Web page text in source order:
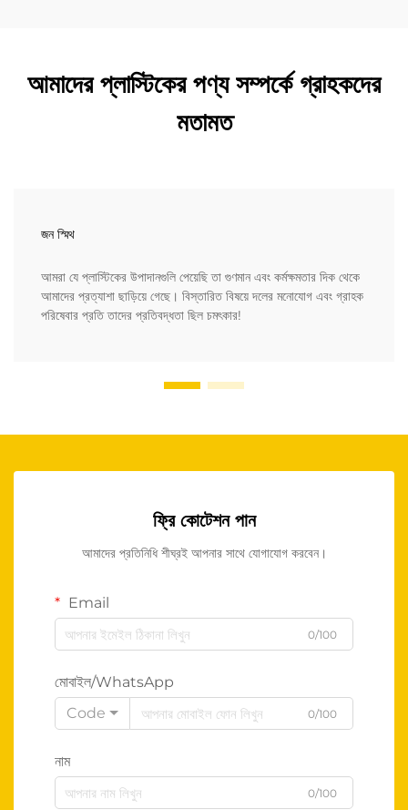
আমাদের প্লাস্টিকের পণ্য সম্পর্কে গ্রাহকদের
মতামত
জন স্মিথ
আমরা যে প্লাস্টিকের উপাদানগুলি পেয়েছি তা গুণমান এবং কর্মক্ষমতার দিক থেকে
আমাদের প্রত্যাশা ছাড়িয়ে গেছে। বিস্তারিত বিষয়ে দলের মনোযোগ এবং গ্রাহক
পরিষেবার প্রতি তাদের প্রতিবদ্ধতা ছিল চমৎকার!
ফ্রি কোটেশন পান
আমাদের প্রতিনিধি শীঘ্রই আপনার সাথে যোগাযোগ করবেন।
Email
0/100
মোবাইল/WhatsApp
Code
0/100
নাম
0/100